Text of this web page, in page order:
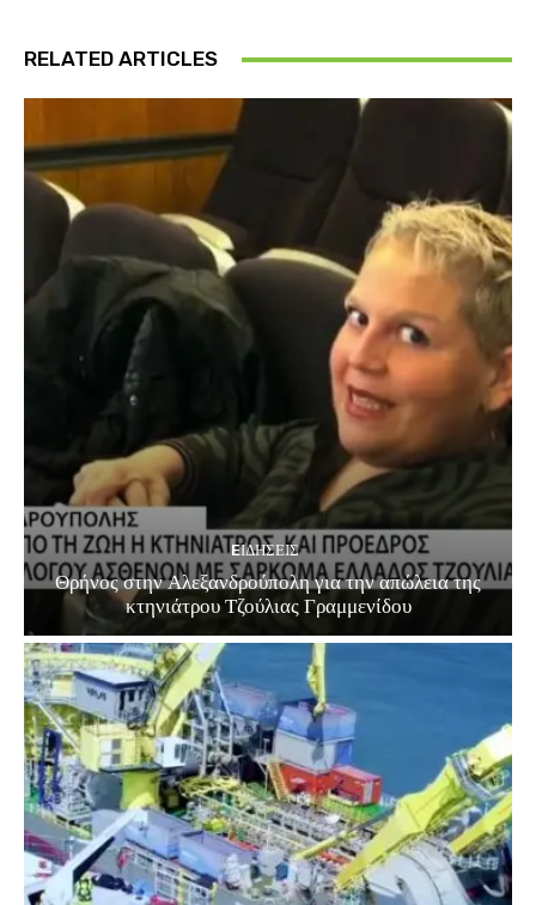
RELATED ARTICLES
EΙΔΗΣΕΙΣ
Θρήνος στην Αλεξανδρούπολη για την απώλεια της
κτηνιάτρου Τζούλιας Γραμμενίδου